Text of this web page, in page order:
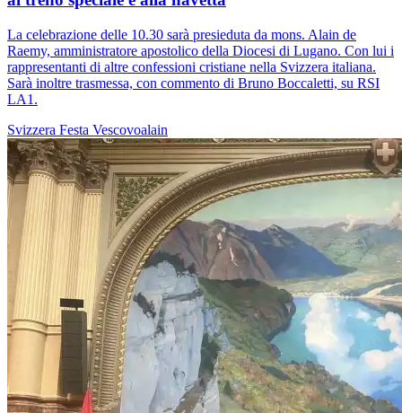
La celebrazione delle 10.30 sarà presieduta da mons. Alain de
Raemy, amministratore apostolico della Diocesi di Lugano. Con lui i
rappresentanti di altre confessioni cristiane nella Svizzera italiana.
Sarà inoltre trasmessa, con commento di Bruno Boccaletti, su RSI
LA1.
Svizzera Festa Vescovoalain